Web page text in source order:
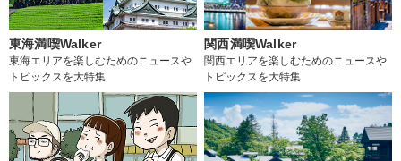
東海満喫Walker
東海エリアを楽しむためのニュースや
トピックスを大特集
関西満喫Walker
関西エリアを楽しむためのニュースや
トピックスを大特集